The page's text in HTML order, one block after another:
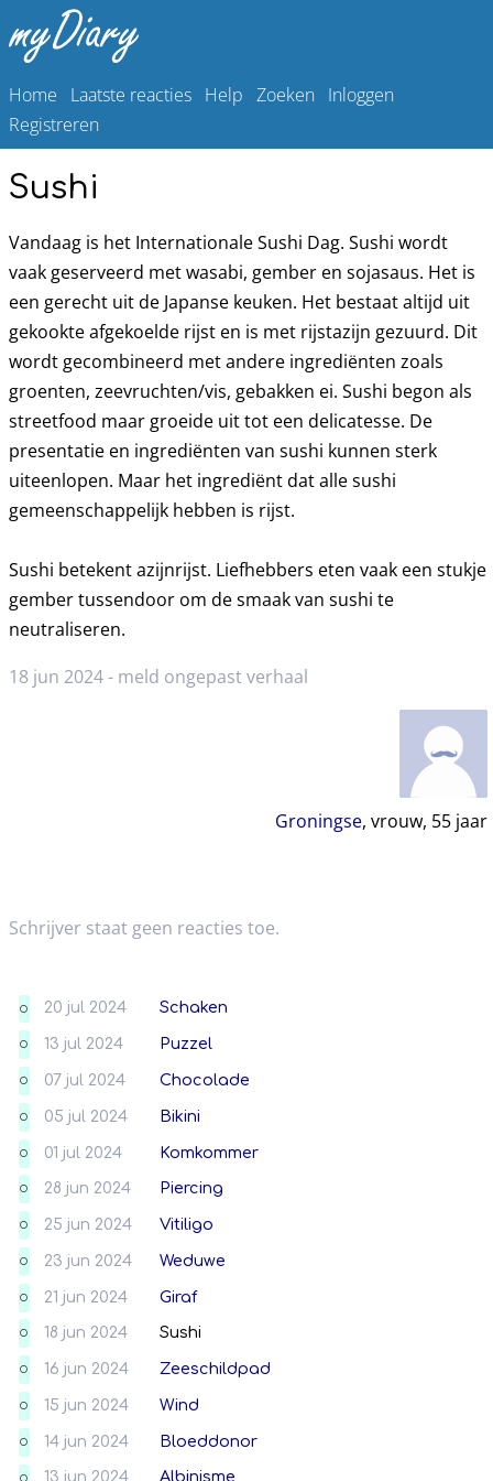
Home Laatste reacties Help Zoeken Inloggen
Registreren
Sushi
Vandaag is het Internationale Sushi Dag. Sushi wordt
vaak geserveerd met wasabi, gember en sojasaus. Het is
een gerecht uit de Japanse keuken. Het bestaat altijd uit
gekookte afgekoelde rijst en is met rijstazijn gezuurd. Dit
wordt gecombineerd met andere ingrediënten zoals
groenten, zeevruchten/vis, gebakken ei. Sushi begon als
streetfood maar groeide uit tot een delicatesse. De
presentatie en ingrediënten van sushi kunnen sterk
uiteenlopen. Maar het ingrediënt dat alle sushi
gemeenschappelijk hebben is rijst.
Sushi betekent azijnrijst. Liefhebbers eten vaak een stukje
gember tussendoor om de smaak van sushi te
neutraliseren.
18 jun 2024 - meld ongepast verhaal
Groningse, vrouw, 55jaar
Schrijver staat geen reacties toe.
O 20 jul 2024 Schaken
O 13 jul 2024 Puzzel
O 07 jul 2024 Chocolade
O 05 jul 2024 Bikini
O 01 jul 2024 Komkommer
O 28 jun 2024 Piercing
O 25 jun 2024 Vitiligo
O 23 jun 2024 Weduwe
O 21 jun 2024 Giraf
O 18 jun 2024 Sushi
O 16 jun 2024 Zeeschildpad
O 15 jun 2024 Wind
O 14 jun 2024 Bloeddonor
O 13 jun 2024 Albinisme